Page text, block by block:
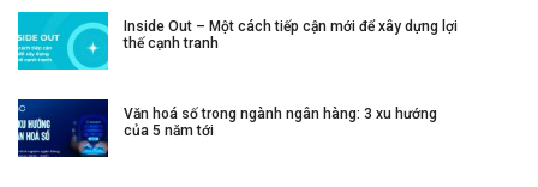
Inside Out – Một cách tiếp cận mới để xây dựng lợi
thế cạnh tranh
Văn hoá số trong ngành ngân hàng: 3 xu hướng
của 5 năm tới